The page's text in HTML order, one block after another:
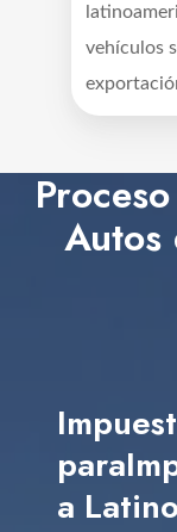
vehículos
Autos
a